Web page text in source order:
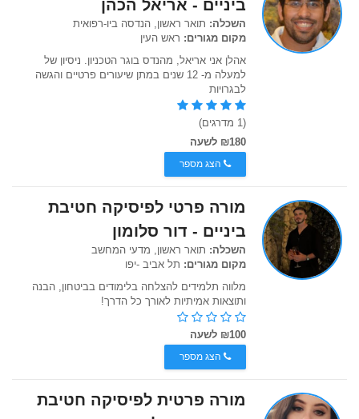
ביניים - אריאל הכהן
השכלה: תואר ראשון, הנדסה ביו-רפואית
מקום מגורים: ראש העין
אהלן אני אריאל, מהנדס בוגר הטכניון. ניסיון של
למעלה מ- 12 שנים במתן שיעורים פרטיים והגשה
לבגרויות
(1 מדרגים)
₪180 לשעה
הצג מספר
מורה פרטי לפיסיקה חטיבת
ביניים - דור סלומון
השכלה: תואר ראשון, מדעי המחשב
מקום מגורים: תל אביב -יפו
מלווה תלמידים להצלחה בלימודים בביטחון, הבנה
ותוצאות אמיתיות לאורך כל הדרך!
₪100 לשעה
הצג מספר
מורה פרטית לפיסיקה חטיבת